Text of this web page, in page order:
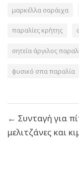
μαρκέλλα σαράιχα
παραλίες κρήτης
σητεία άργιλος
φυσικό σπα παραλία
άρθρων
← Συνταγή για
μελιτζάνες και